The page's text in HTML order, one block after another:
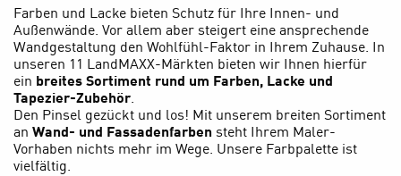
Farben und Lacke bieten Schutz für Ihre Innen- und
Außenwände. Vor allem aber steigert eine ansprechende
Wandgestaltung den Wohlfühl-Faktor in Ihrem Zuhause. In
unseren 11 LandMAXX-Märkten bieten wir Ihnen hierfür
ein breites Sortiment rund um Farben, Lacke und
Tapezier-Zubehör.
Den Pinsel gezückt und los! Mit unserem breiten Sortiment
an Wand- und Fassadenfarben steht Ihrem Maler-
Vorhaben nichts mehr im Wege. Unsere Farbpalette ist
vielfältig.